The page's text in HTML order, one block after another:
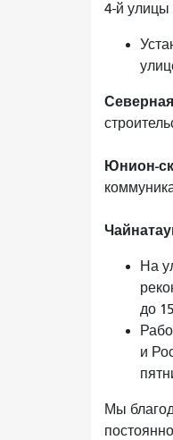
4-й улицы
Юнион-
На
до
и
Мы